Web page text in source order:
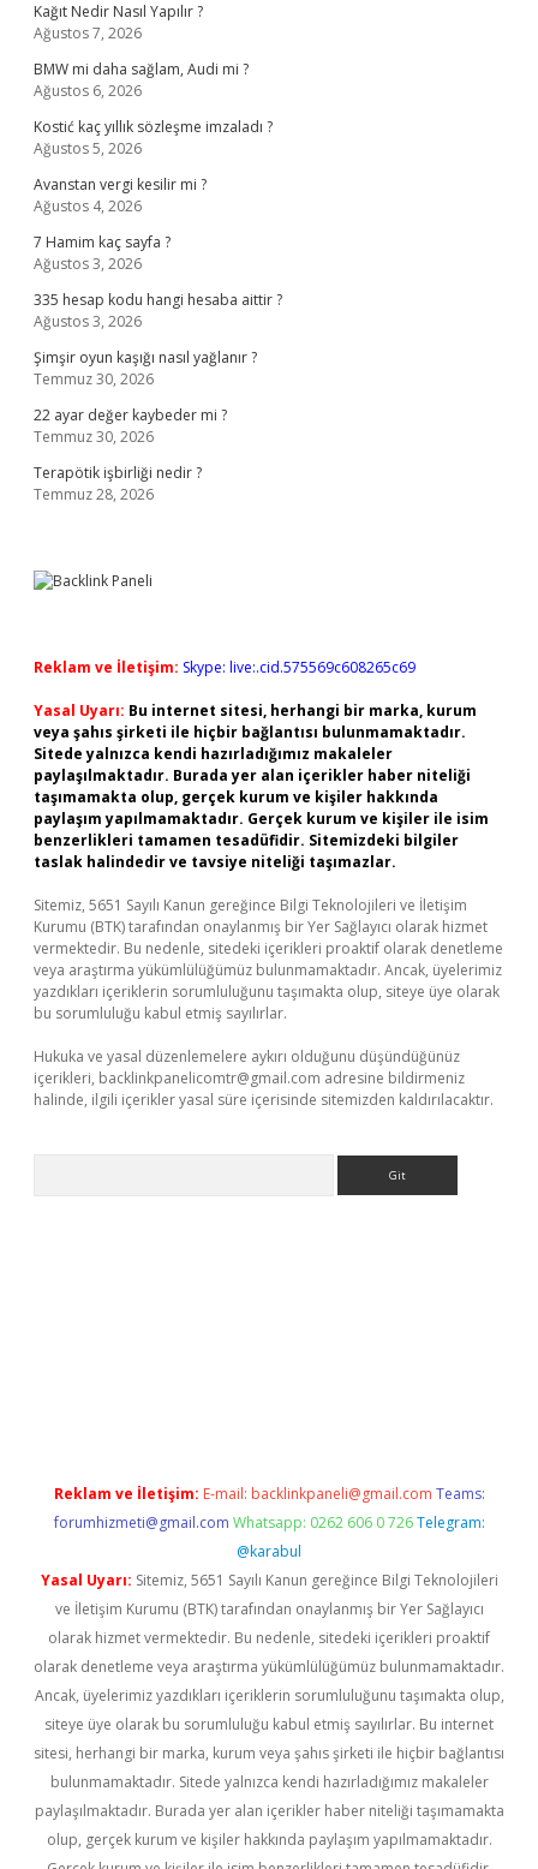
Kağıt Nedir Nasıl Yapılır ?
Ağustos 7, 2026
BMW mi daha sağlam, Audi mi ?
Ağustos 6, 2026
Kostić kaç yıllık sözleşme imzaladı ?
Ağustos 5, 2026
Avanstan vergi kesilir mi ?
Ağustos 4, 2026
7 Hamim kaç sayfa ?
Ağustos 3, 2026
335 hesap kodu hangi hesaba aittir ?
Ağustos 3, 2026
Şimşir oyun kaşığı nasıl yağlanır ?
Temmuz 30, 2026
22 ayar değer kaybeder mi ?
Temmuz 30, 2026
Terapötik işbirliği nedir ?
Temmuz 28, 2026
Reklam ve İletişim: Skype: live:.cid.575569c608265c69
Yasal Uyarı: Bu internet sitesi, herhangi bir marka, kurum
veya şahıs şirketi ile hiçbir bağlantısı bulunmamaktadır.
Sitede yalnızca kendi hazırladığımız makaleler
paylaşılmaktadır. Burada yer alan içerikler haber niteliği
taşımamakta olup, gerçek kurum ve kişiler hakkında
paylaşım yapılmamaktadır. Gerçek kurum ve kişiler ile isim
benzerlikleri tamamen tesadüfidir. Sitemizdeki bilgiler
taslak halindedir ve tavsiye niteliği taşımazlar.
Sitemiz, 5651 Sayılı Kanun gereğince Bilgi Teknolojileri ve İletişim
Kurumu (BTK) tarafından onaylanmış bir Yer Sağlayıcı olarak hizmet
vermektedir. Bu nedenle, sitedeki içerikleri proaktif olarak denetleme
veya araştırma yükümlülüğümüz bulunmamaktadır. Ancak, üyelerimiz
yazdıkları içeriklerin sorumluluğunu taşımakta olup, siteye üye olarak
bu sorumluluğu kabul etmiş sayılırlar.
Hukuka ve yasal düzenlemelere aykırı olduğunu düşündüğünüz
içerikleri, backlinkpanelicomtr@gmail.com adresine bildirmeniz
halinde, ilgili içerikler yasal süre içerisinde sitemizden kaldırılacaktır.
Reklam ve İletişim: E-mail: backlinkpaneli@gmail.com Teams:
forumhizmeti@gmail.com Whatsapp: 0262 606 0 726 Telegram:
@karabul
Yasal Uyarı: Sitemiz, 5651 Sayılı Kanun gereğince Bilgi Teknolojileri
ve İletişim Kurumu (BTK) tarafından onaylanmış bir Yer Sağlayıcı
olarak hizmet vermektedir. Bu nedenle, sitedeki içerikleri proaktif
olarak denetleme veya araştırma yükümlülüğümüz bulunmamaktadır.
Ancak, üyelerimiz yazdıkları içeriklerin sorumluluğunu taşımakta olup,
siteye üye olarak bu sorumluluğu kabul etmiş sayılırlar. Bu internet
sitesi, herhangi bir marka, kurum veya şahıs şirketi ile hiçbir bağlantısı
bulunmamaktadır. Sitede yalnızca kendi hazırladığımız makaleler
paylaşılmaktadır. Burada yer alan içerikler haber niteliği taşımamakta
olup, gerçek kurum ve kişiler hakkında paylaşım yapılmamaktadır.